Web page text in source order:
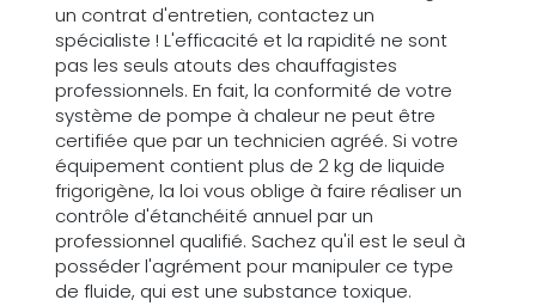
un contrat d'entretien, contactez un
spécialiste ! L'efficacité et la rapidité ne sont
pas les seuls atouts des chauffagistes
professionnels. En fait, la conformité de votre
système de pompe à chaleur ne peut être
certifiée que par un technicien agréé. Si votre
équipement contient plus de 2 kg de liquide
frigorigène, la loi vous oblige à faire réaliser un
contrôle d'étanchéité annuel par un
professionnel qualifié. Sachez qu'il est le seul à
posséder l'agrément pour manipuler ce type
de fluide, qui est une substance toxique.